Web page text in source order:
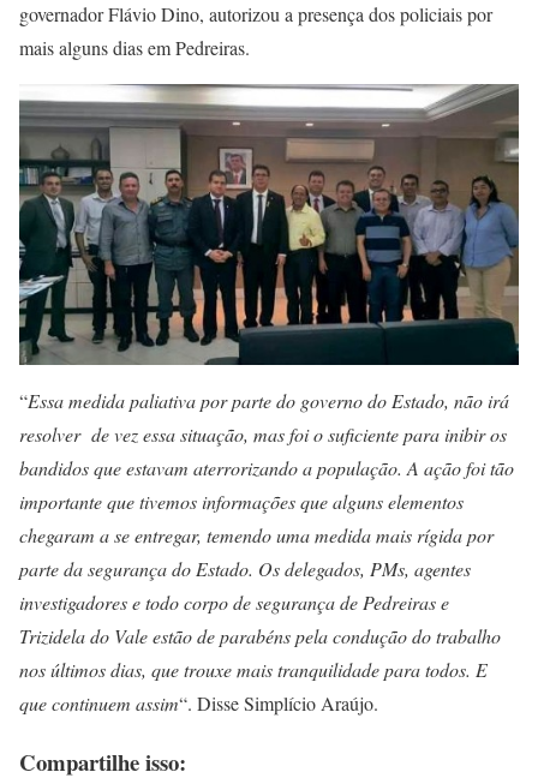
governador Flávio Dino, autorizou a presença dos policiais por
mais alguns dias em Pedreiras.
“Essa medida paliativa por parte do governo do Estado, não irá
resolver de vez essa situação, mas foi o suficiente para inibir os
bandidos que estavam aterrorizando a população. A ação foi tão
importante que tivemos informações que alguns elementos
chegaram a se entregar, temendo uma medida mais rígida por
parte da segurança do Estado. Os delegados, PMs, agentes
investigadores e todo corpo de segurança de Pedreiras e
Trizidela do Vale estão de parabéns pela condução do trabalho
nos últimos dias, que trouxe mais tranquilidade para todos. E
que continuem assim“. Disse Simplício Araújo.
Compartilhe isso: